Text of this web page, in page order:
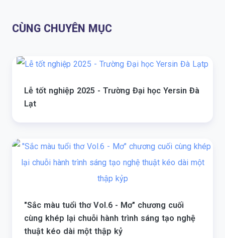
CÙNG CHUYÊN MỤC
Lễ tốt nghiệp 2025 - Trường Đại học Yersin Đà
Lạt
"Sắc màu tuổi thơ Vol.6 - Mơ" chương cuối
cùng khép lại chuỗi hành trình sáng tạo nghệ
thuật kéo dài một thập kỷ